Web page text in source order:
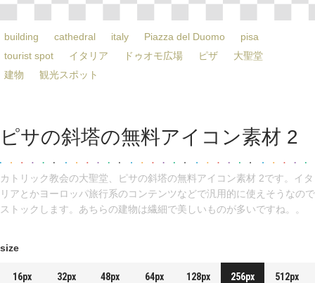
building cathedral italy Piazza del Duomo
pisa
tourist spot
イタリア ドゥオモ広場 ピザ
大聖堂
建物
観光スポット
ピサの斜塔の無料アイコン素材 2
カトリック教会の大聖堂、ピサの斜塔の無料アイコン素材 2です。イタ
リアとかヨーロッパ旅行系のコンテンツなどで汎用的に使えそうなので
ストックします。あちらの建物は繊細で美しいものが多いですね。。
size
16px 32px 48px 64px 128px 256px 512px